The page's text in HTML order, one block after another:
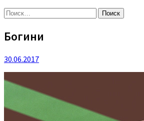
Найти:
Богини
30.06.2017